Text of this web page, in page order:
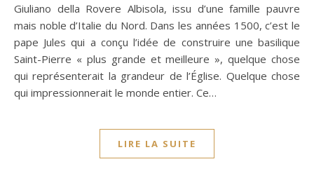
Giuliano della Rovere Albisola, issu d’une famille pauvre
mais noble d’Italie du Nord. Dans les années 1500, c’est le
pape Jules qui a conçu l’idée de construire une basilique
Saint-Pierre « plus grande et meilleure », quelque chose
qui représenterait la grandeur de l’Église. Quelque chose
qui impressionnerait le monde entier. Ce…
LIRE LA SUITE